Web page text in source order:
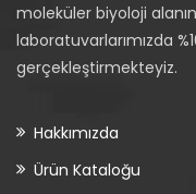
moleküler biyoloji
laboratuvarlarımızda
gerçekleştirmekteyiz.
Hakkımızda
Ürün Kataloğu